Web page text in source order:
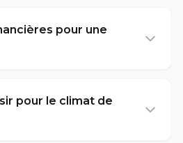
pour une
pour le climat de